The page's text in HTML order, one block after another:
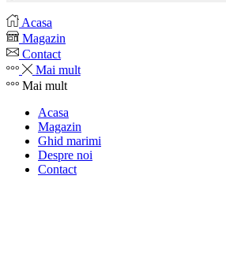
Acasa
Magazin
Contact
Mai mult
Mai mult
Acasa
Magazin
Ghid marimi
Despre noi
Contact